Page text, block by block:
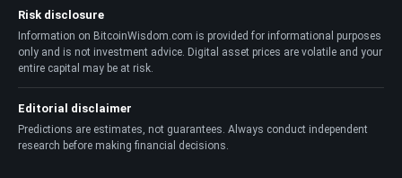
Risk disclosure
Information on BitcoinWisdom.com is provided for informational purposes
only and is not investment advice. Digital asset prices are volatile and your
entire capital may be at risk.
Editorial disclaimer
Predictions are estimates, not guarantees. Always conduct independent
research before making financial decisions.